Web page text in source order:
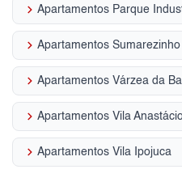
keyboard_arrow_right Apartamentos Parque
keyboard_arrow_right Apartamentos Sumarezinho
keyboard_arrow_right Apartamentos Várzea da
keyboard_arrow_right Apartamentos Vila
keyboard_arrow_right Apartamentos Vila Ipojuca